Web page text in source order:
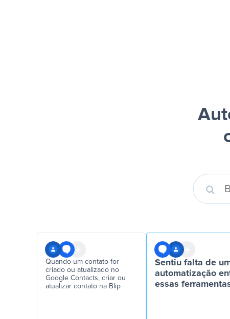
Quando um contato for
criado ou atualizado no
Google Contacts, criar ou
atualizar contato na Blip
Sentiu falta de
automatização
essas